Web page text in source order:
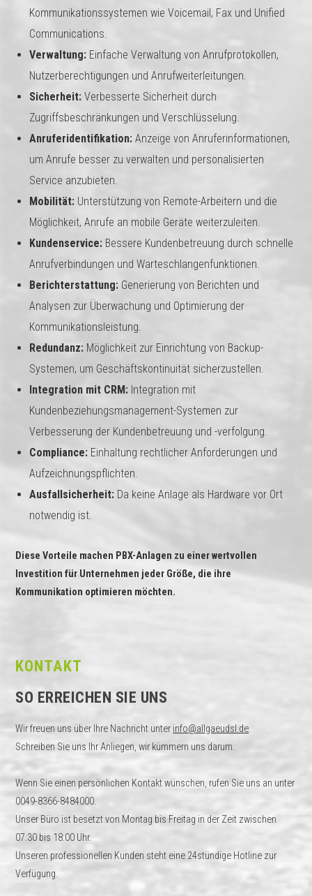
Kommunikationssystemen wie Voicemail, Fax und Unified
Communications.
Verwaltung: Einfache Verwaltung von Anrufprotokollen,
Nutzerberechtigungen und Anrufweiterleitungen.
Sicherheit: Verbesserte Sicherheit durch
Zugriffsbeschränkungen und Verschlüsselung.
Anruferidentifikation: Anzeige von Anruferinformationen,
um Anrufe besser zu verwalten und personalisierten
Service anzubieten.
Mobilität: Unterstützung von Remote-Arbeitern und die
Möglichkeit, Anrufe an mobile Geräte weiterzuleiten.
Kundenservice: Bessere Kundenbetreuung durch schnelle
Anrufverbindungen und Warteschlangenfunktionen.
Berichterstattung: Generierung von Berichten und
Analysen zur Überwachung und Optimierung der
Kommunikationsleistung.
Redundanz: Möglichkeit zur Einrichtung von Backup-
Systemen, um Geschäftskontinuität sicherzustellen.
Integration mit CRM: Integration mit
Kundenbeziehungsmanagement-Systemen zur
Verbesserung der Kundenbetreuung und -verfolgung.
Compliance: Einhaltung rechtlicher Anforderungen und
Aufzeichnungspflichten.
Ausfallsicherheit: Da keine Anlage als Hardware vor Ort
notwendig ist.
Diese Vorteile machen PBX-Anlagen zu einer wertvollen
Investition für Unternehmen jeder Größe, die ihre
Kommunikation optimieren möchten.
KONTAKT
SO ERREICHEN SIE UNS
Wir freuen uns über Ihre Nachricht unter info@allgaeudsl.de.
Schreiben Sie uns Ihr Anliegen, wir kümmern uns darum.
Wenn Sie einen persönlichen Kontakt wünschen, rufen Sie uns an unter
0049-8366-8484000.
Unser Büro ist besetzt von Montag bis Freitag in der Zeit zwischen
07:30 bis 18:00 Uhr.
Unseren professionellen Kunden steht eine 24stündige Hotline zur
Verfügung.